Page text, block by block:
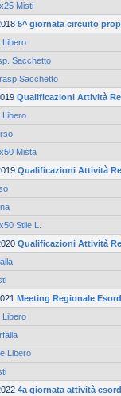
Misti
5^ giornata circuito
Libero
Sacchetto
Sacchetto
Qualificazioni Attività
Libero
Mista
Qualificazioni Attività
Stile L.
Qualificazioni Attività
Meeting Regionale
Libero
Libero
4a giornata attività